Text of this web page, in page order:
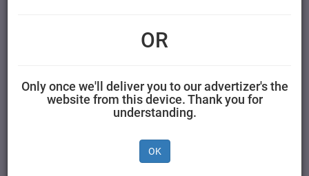
125 g
OR
Only once we'll deliver you to our advertizer's the
website from this device. Thank you for
understanding.
OK